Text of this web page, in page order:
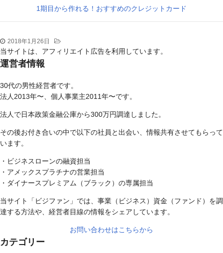
1期目から作れる！おすすめのクレジットカード
2018年1月26日
当サイトは、アフィリエイト広告を利用しています。
運営者情報
30代の男性経営者です。
法人2013年〜、個人事業主2011年〜です。
法人で日本政策金融公庫から300万円調達しました。
その後お付き合いの中で以下の社員と出会い、情報共有させてもらって
います。
・ビジネスローンの融資担当
・アメックスプラチナの営業担当
・ダイナースプレミアム（ブラック）の専属担当
当サイト「ビジファン」では、事業（ビジネス）資金（ファンド）を調
達する方法や、経営者目線の情報をシェアしています。
お問い合わせはこちらから
カテゴリー